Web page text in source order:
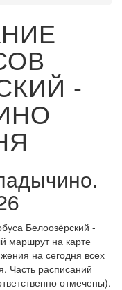
-
Белоозёрский -
маршрут на карте
на сегодня всех
Часть расписаний
отмечены).